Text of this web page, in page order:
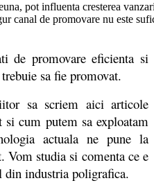
pot influenta cresterea
canal de promovare nu este
de promovare eficienta si
sa fie promovat.
sa scriem aici articole
si cum putem sa exploatam
actuala ne pune la
studia si comenta ce e
din industria poligrafica.